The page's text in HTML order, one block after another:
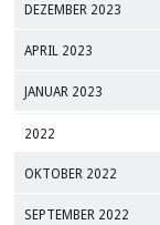
DEZEMBER 2023
APRIL 2023
JANUAR 2023
2022
OKTOBER 2022
SEPTEMBER 2022